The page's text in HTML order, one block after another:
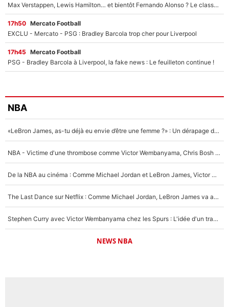
Max Verstappen, Lewis Hamilton… et bientôt Fernando Alonso ? Le classement des pilotes les mieux payés en Formule 1 risque de changer !
17h50 Mercato Football
EXCLU - Mercato - PSG : Bradley Barcola trop cher pour Liverpool
17h45 Mercato Football
PSG - Bradley Barcola à Liverpool, la fake news : Le feuilleton continue !
NBA
«LeBron James, as-tu déjà eu envie d’être une femme ?» : Un dérapage de Donald Trump sur la superstar de la NBA refait surface
NBA - Victime d'une thrombose comme Victor Wembanyama, Chris Bosh prévient le Français des risques sur sa santé : «J’ai failli mourir sur le coup et j’ai été ramené à la vie»
De la NBA au cinéma : Comme Michael Jordan et LeBron James, Victor Wembanyama rêve d'une carrière d'acteur !
The Last Dance sur Netflix : Comme Michael Jordan, LeBron James va avoir le droit à sa série !
Stephen Curry avec Victor Wembanyama chez les Spurs : L'idée d'un trade historique est lancée en NBA !
NEWS NBA